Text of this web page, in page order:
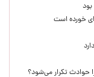
خورده است